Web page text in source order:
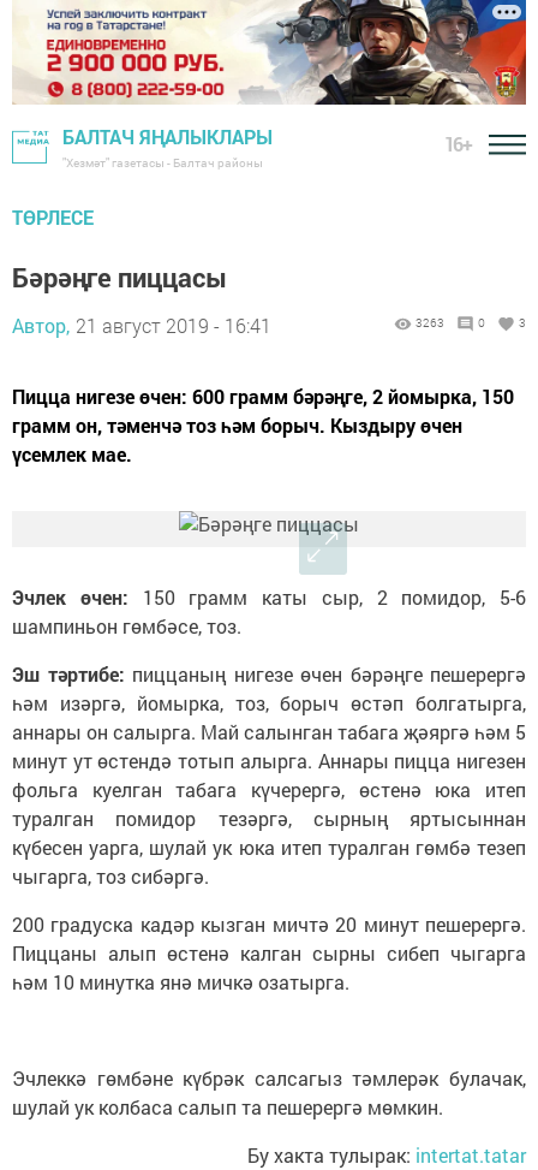
БАЛТАЧ ЯҢАЛЫКЛАРЫ
"Хезмәт" газетасы - Балтач районы
16+
ТӨРЛЕСЕ
Бәрәңге пиццасы
Автор, 21 август 2019 - 16:41 3263 0 3
Пицца нигезе өчен: 600 грамм бәрәңге, 2 йомырка, 150
грамм он, тәменчә тоз һәм борыч. Кыздыру өчен
үсемлек мае.
Эчлек өчен: 150 грамм каты сыр, 2 помидор, 5-6
шампиньон гөмбәсе, тоз.
Эш тәртибе: пиццаның нигезе өчен бәрәңге пешерергә
һәм изәргә, йомырка, тоз, борыч өстәп болгатырга,
аннары он салырга. Май салынган табага җәяргә һәм 5
минут ут өстендә тотып алырга. Аннары пицца нигезен
фольга куелган табага күчерергә, өстенә юка итеп
туралган помидор тезәргә, сырның яртысыннан
күбесен уарга, шулай ук юка итеп туралган гөмбә тезеп
чыгарга, тоз сибәргә.
200 градуска кадәр кызган мичтә 20 минут пешерергә.
Пиццаны алып өстенә калган сырны сибеп чыгарга
һәм 10 минутка янә мичкә озатырга.
Эчлеккә гөмбәне күбрәк салсагыз тәмлерәк булачак,
шулай ук колбаса салып та пешерергә мөмкин.
Бу хакта тулырак: intertat.tatar